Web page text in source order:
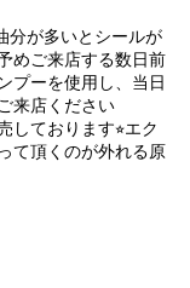
が多いとシールが
めご来店する数日前
プーを使用し、当日
来店ください
しております⭐︎エク
て頂くのが外れる原